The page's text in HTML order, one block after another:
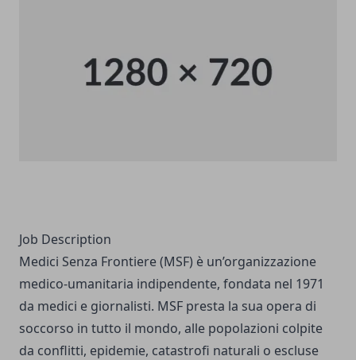
Job Description
Medici Senza Frontiere (MSF) è un’organizzazione
medico-umanitaria indipendente, fondata nel 1971
da medici e giornalisti. MSF presta la sua opera di
soccorso in tutto il mondo, alle popolazioni colpite
da conflitti, epidemie, catastrofi naturali o escluse